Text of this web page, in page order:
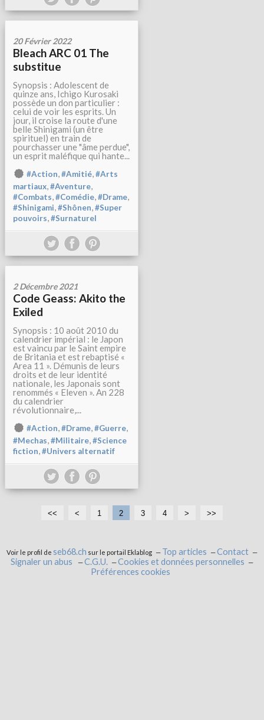
20 Février 2022
Bleach ARC 01 The
substitue
Synopsis : Adolescent de
quinze ans, Ichigo Kurosaki
possède un don particulier :
celui de voir les esprits. Un
jour, il croise la route d'une
belle Shinigami (un être
spirituel) en train de
pourchasser une "âme perdue",
un esprit maléfique qui hante...
#Action,#Amitié,#Arts
martiaux,#Aventure,
#Combats,#Comédie,#Drame,
#Shinigami,#Shônen,#Super
pouvoirs,#Surnaturel
2 Décembre 2021
Code Geass: Akito the
Exiled
Synopsis : 10 août 2010 du
calendrier impérial : le Japon
est vaincu par le Saint empire
de Britania et est rebaptisé «
Area 11 ». Démunis de leurs
droits et de leur identité
nationale, les Japonais sont
renommés « Eleven ». An 228
du calendrier
révolutionnaire,...
#Action,#Drame,#Guerre,
#Mechas,#Militaire,#Science
fiction,#Univers alternatif
<< < 1 2 3 4 > >>
Voir le profil de seb68.ch sur le portail Eklablog Top articles
Contact
Signaler un abus
C.G.U.
Cookies et données personnelles
Préférences cookies